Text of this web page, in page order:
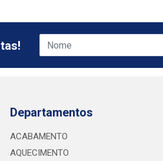
Departamentos
ACABAMENTO
AQUECIMENTO